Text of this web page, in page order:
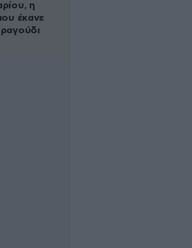
η
έκανε